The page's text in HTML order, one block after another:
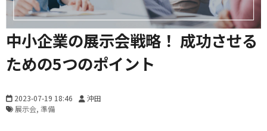
中小企業の展示会戦略！ 成功させる
ための5つのポイント
2023-07-19 18:46
沖田
展示会 準備